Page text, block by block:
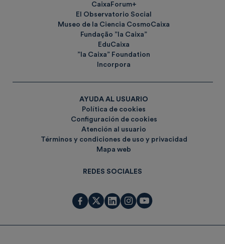
CaixaForum+
El Observatorio Social
Museo de la Ciencia CosmoCaixa
Fundação ”la Caixa”
EduCaixa
”la Caixa” Foundation
Incorpora
AYUDA AL USUARIO
Política de cookies
Configuración de cookies
Atención al usuario
Términos y condiciones de uso y privacidad
Mapa web
REDES SOCIALES